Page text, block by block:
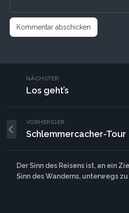
NÄCHSTER
Los geht’s
VORHERIGER
Schlemmercacher-Tour
Der Sinn des Reisens ist, an ein
Sinn des Wanderns, unterwegs zu